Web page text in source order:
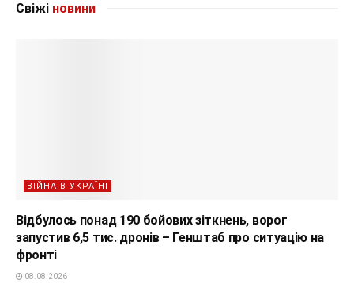
Свіжі новини
ВІЙНА В УКРАЇНІ
Відбулось понад 190 бойових зіткнень, ворог
запустив 6,5 тис. дронів – Генштаб про ситуацію на
фронті
08.08.2026